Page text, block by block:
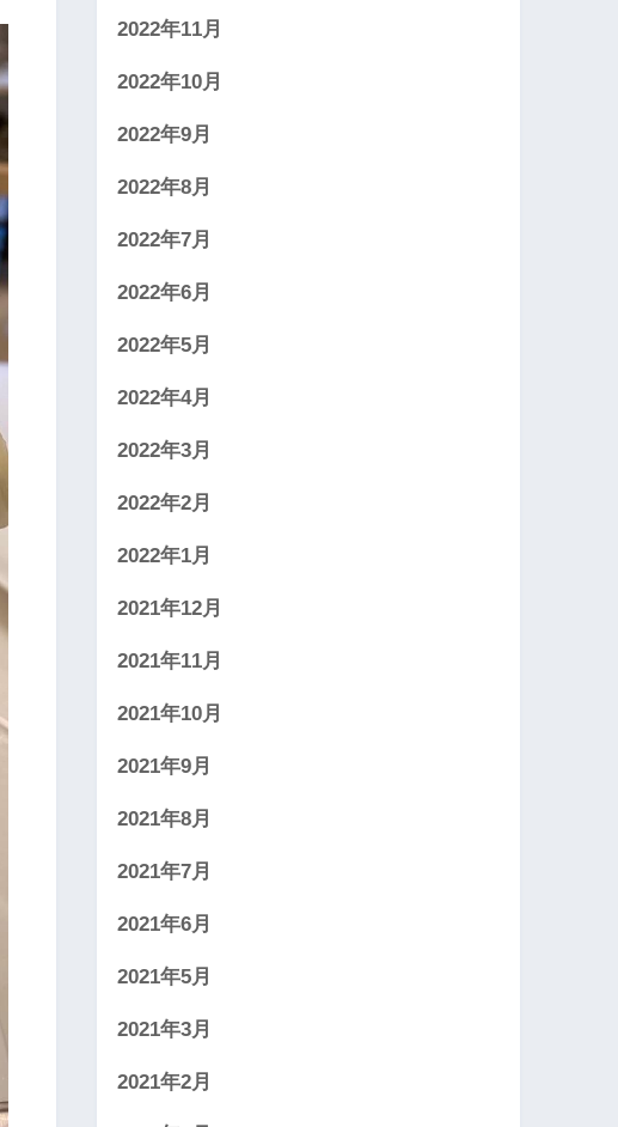
2022年11月
2022年10月
2022年9月
2022年8月
2022年7月
2022年6月
2022年5月
2022年4月
2022年3月
2022年2月
2022年1月
2021年12月
2021年11月
2021年10月
2021年9月
2021年8月
2021年7月
2021年6月
2021年5月
2021年3月
2021年2月